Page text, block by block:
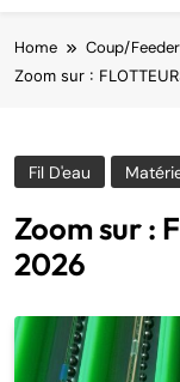
Home Coup/Feeder
Zoom sur :
Fil D'eau
Zoom sur :
2026